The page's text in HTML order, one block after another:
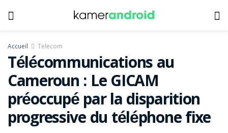
Accueil Telecom
Télécommunications au
Cameroun : Le GICAM
préoccupé par la disparition
progressive du téléphone fixe